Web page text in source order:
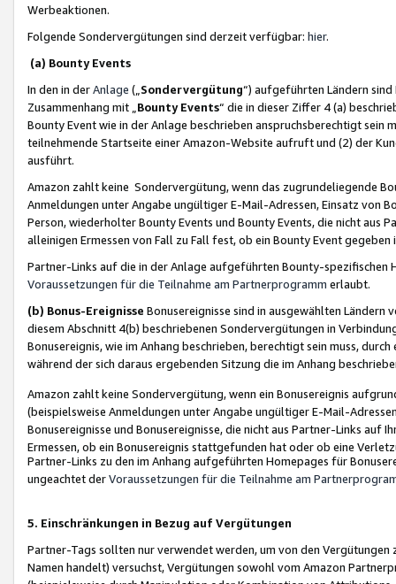
Werbeaktionen.
Folgende Sondervergütungen sind derzeit verfügbar: hier.
(a) Bounty Events
In den in derAnlage („ Sondervergütung“) aufgeführten Ländern
Zusammenhang mit „ Bounty Events“ die in dieser Ziffer 4 (a)
Bounty Event wie in der Anlage beschrieben anspruchsberechtigt sein
teilnehmende Startseite einer Amazon-Website aufruft und (2) der
ausführt.
Amazon zahlt keine Sondervergütung, wenn das zugrundeliegende
Anmeldungen unter Angabe ungültiger E-Mail-Adressen, Einsatz von
Person, wiederholter Bounty Events und Bounty Events, die nicht
alleinigen Ermessen von Fall zu Fall fest, ob ein Bounty Event
Partner-Links auf die in der Anlage aufgeführten Bounty-spezifischen
Voraussetzungen für die Teilnahme am Partnerprogramm erlaubt.
(b) Bonus-Ereignisse Bonusereignisse sind in ausgewählten Ländern
diesem Abschnitt 4(b) beschriebenen Sondervergütungen in
Bonusereignis, wie im Anhang beschrieben, berechtigt sein muss,
während der sich daraus ergebenden Sitzung die im Anhang
Amazon zahlt keine Sondervergütung, wenn ein Bonusereignis
(beispielsweise Anmeldungen unter Angabe ungültiger E-Mail-
Bonusereignisse und Bonusereignisse, die nicht aus Partner-Links auf
Ermessen, ob ein Bonusereignis stattgefunden hat oder ob eine
Partner-Links zu den im Anhang aufgeführten Homepages für
ungeachtet derVoraussetzungen für die Teilnahme am
5. Einschränkungen in Bezug auf Vergütungen
Partner-Tags sollten nur verwendet werden, um von den
Namen handelt) versuchst, Vergütungen sowohl vom Amazon